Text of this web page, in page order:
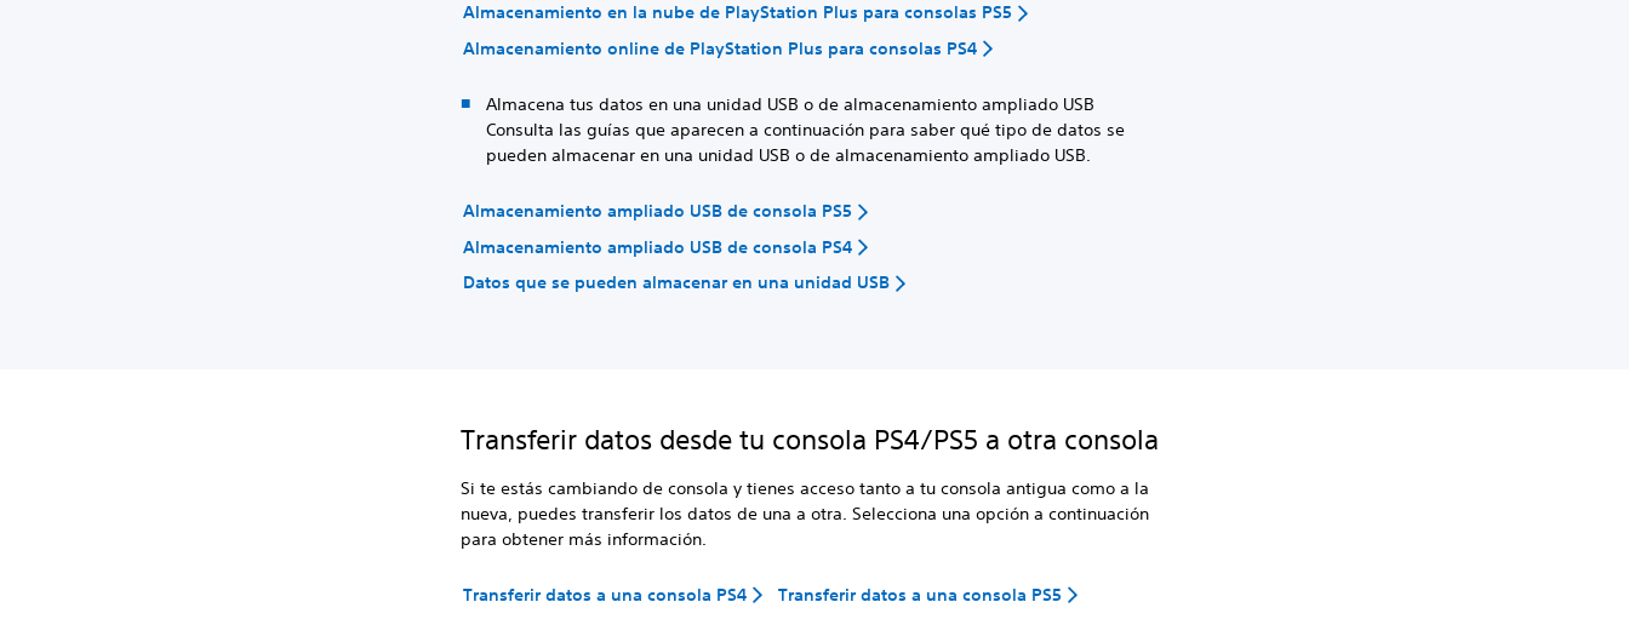
Almacenamiento en la nube de PlayStation Plus para consolas PS5
Almacenamiento online de PlayStation Plus para consolas PS4
Almacena tus datos en una unidad USB o de almacenamiento ampliado USB
Consulta las guías que aparecen a continuación para saber qué tipo de datos se
pueden almacenar en una unidad USB o de almacenamiento ampliado USB.
Almacenamiento ampliado USB de consola PS5
Almacenamiento ampliado USB de consola PS4
Datos que se pueden almacenar en una unidad USB
Transferir datos desde tu consola PS4/PS5 a otra consola
Si te estás cambiando de consola y tienes acceso tanto a tu consola antigua como a la
nueva, puedes transferir los datos de una a otra. Selecciona una opción a continuación
para obtener más información.
Transferir datos a una consola PS4 Transferir datos a una consola PS5